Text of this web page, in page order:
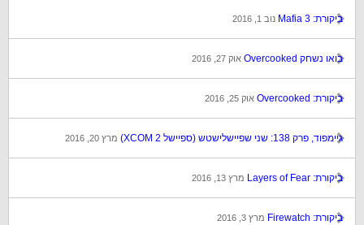
ביקורת: Mafia 3 נוב 1, 2016
בואו נשחק Overcooked אוק 27, 2016
ביקורת: Overcooked אוק 25, 2016
גיימפוד, פרק 138: שני שפיישלישטש (ספיישל XCOM 2) מרץ 20, 2016
ביקורת: Layers of Fear מרץ 13, 2016
ביקורת: Firewatch מרץ 3, 2016